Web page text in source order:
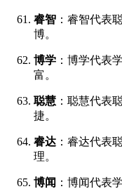
睿智 ：睿智代表
博。
博学 ：博学代表
富。
聪慧 ：聪慧代表
捷。
睿达 ：睿达代表
理。
博闻 ：博闻代表